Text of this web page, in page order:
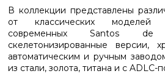
В коллекции представлены
от классических
современныхSantos de
скелетонизированные версии,
автоматическим и ручным
из стали, золота, титана и с ADLC-